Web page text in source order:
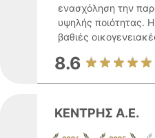
ενασχόληση την
υψηλής ποιότητας. Η
βαθιές
8.6
ΚΕΝΤΡΗΣ Α.Ε.